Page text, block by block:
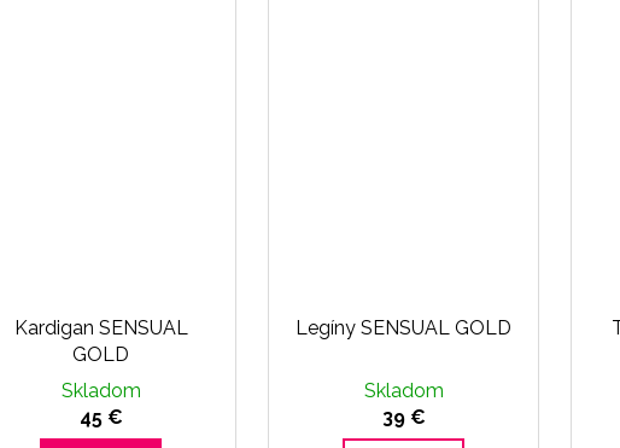
Kardigan SENSUAL
GOLD
Skladom
45 €
Legíny SENSUAL GOLD
Skladom
39 €